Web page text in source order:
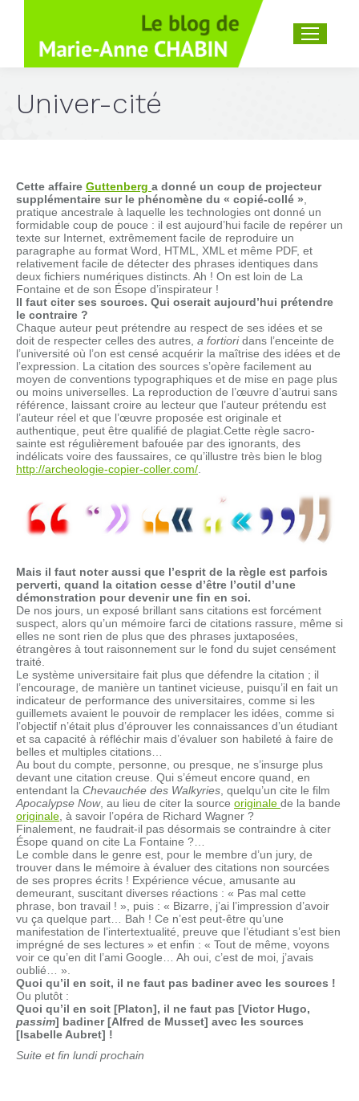
Recherche
Univer-cité
Cette affaire Guttenberg a donné un coup de projecteur
supplémentaire sur le phénomène du « copié-collé »
pratique ancestrale à laquelle les technologies ont donné un
formidable coup de pouce : il est aujourd’hui facile de repérer un
texte sur Internet, extrêmement facile de reproduire un
paragraphe au format Word, HTML, XML et même PDF, et
relativement facile de détecter des phrases identiques dans
deux fichiers numériques distincts. Ah ! On est loin de La
Fontaine et de son Ésope d’inspirateur !
Il faut citer ses sources. Qui oserait aujourd’hui prétendre
le contraire ?
Chaque auteur peut prétendre au respect de ses idées et se
doit de respecter celles des autres, a fortioridans l’enceinte de
l’université où l’on est censé acquérir la maîtrise des idées et de
l’expression. La citation des sources s’opère facilement au
moyen de conventions typographiques et de mise en page plus
ou moins universelles. La reproduction de l’œuvre d’autrui sans
référence, laissant croire au lecteur que l’auteur prétendu est
l’auteur réel et que l’œuvre proposée est originale et
authentique, peut être qualifié de plagiat.Cette règle sacro-
sainte est régulièrement bafouée par des ignorants, des
indélicats voire des faussaires, ce qu’illustre très bien le blog
http://archeologie-copier-coller.com/
Mais il faut noter aussi que l’esprit de la règle est parfois
perverti, quand la citation cesse d’être l’outil d’une
démonstration pour devenir une fin en soi.
De nos jours, un exposé brillant sans citations est forcément
suspect, alors qu’un mémoire farci de citations rassure, même si
elles ne sont rien de plus que des phrases juxtaposées,
étrangères à tout raisonnement sur le fond du sujet censément
traité.
Le système universitaire fait plus que défendre la citation ; il
l’encourage, de manière un tantinet vicieuse, puisqu’il en fait un
indicateur de performance des universitaires, comme si les
guillemets avaient le pouvoir de remplacer les idées, comme si
l’objectif n’était plus d’éprouver les connaissances d’un étudiant
et sa capacité à réfléchir mais d’évaluer son habileté à faire de
belles et multiples citations…
Au bout du compte, personne, ou presque, ne s’insurge plus
devant une citation creuse. Qui s’émeut encore quand, en
entendant la Chevauchée des Walkyries , quelqu’un cite le film
Apocalypse Now, au lieu de citer la source originale de la bande
originale , à savoir l’opéra de Richard Wagner ?
Finalement, ne faudrait-il pas désormais se contraindre à citer
Ésope quand on cite La Fontaine ?…
Le comble dans le genre est, pour le membre d’un jury, de
trouver dans le mémoire à évaluer des citations non sourcées
de ses propres écrits ! Expérience vécue, amusante au
demeurant, suscitant diverses réactions : « Pas mal cette
phrase, bon travail ! », puis : « Bizarre, j’ai l’impression d’avoir
vu ça quelque part… Bah ! Ce n’est peut-être qu’une
manifestation de l’intertextualité, preuve que l’étudiant s’est bien
imprégné de ses lectures » et enfin : « Tout de même, voyons
voir ce qu’en dit l’ami Google… Ah oui, c’est de moi, j’avais
oublié… ».
Quoi qu’il en soit, il ne faut pas badiner avec les sources !
Ou plutôt :
Quoi qu’il en soit [Platon], il ne faut pas [Victor Hugo,
passim] badiner [Alfred de Musset] avec les sources
[Isabelle Aubret] !
Suite et fin lundi prochain